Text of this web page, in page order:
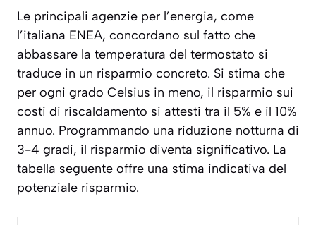
Le principali agenzie per l’energia, come
l’italiana ENEA, concordano sul fatto che
abbassare la temperatura del termostato si
traduce in un risparmio concreto. Si stima che
per ogni grado Celsius in meno, il risparmio sui
costi di riscaldamento si attesti tra il 5% e il 10%
annuo. Programmando una riduzione notturna di
3-4 gradi, il risparmio diventa significativo. La
tabella seguente offre una stima indicativa del
potenziale risparmio.